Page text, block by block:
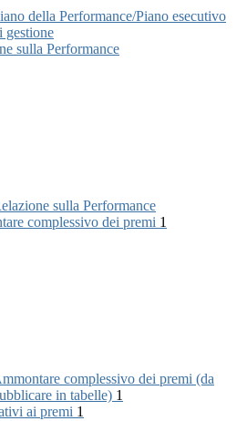
della Performance/Piano esecutivo
gestione
sulla Performance
sulla Performance
complessivo dei premi 1
complessivo dei premi (da
in tabelle) 1
ai premi 1